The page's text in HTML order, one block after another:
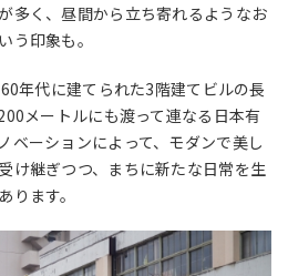
多く、昼間から立ち寄れるようなお
う印象も。
年代に建てられた3階建てビルの長
メートルにも渡って連なる日本有
ベーションによって、モダンで美し
け継ぎつつ、まちに新たな日常を生
ります。